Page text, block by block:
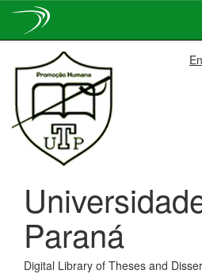
navigation
Paraná
Digital Library of Theses and